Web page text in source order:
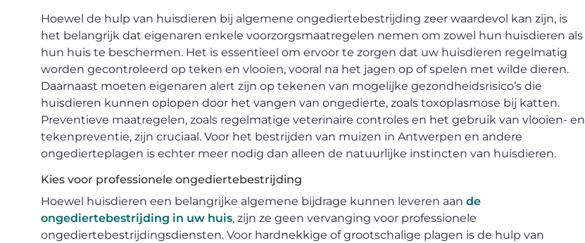
Hoewel de hulp van huisdieren bij algemene ongediertebestrijding zeer waardevol kan zijn, is
het belangrijk dat eigenaren enkele voorzorgsmaatregelen nemen om zowel hun huisdieren als
hun huis te beschermen. Het is essentieel om ervoor te zorgen dat uw huisdieren regelmatig
worden gecontroleerd op teken en vlooien, vooral na het jagen op of spelen met wilde dieren.
Daarnaast moeten eigenaren alert zijn op tekenen van mogelijke gezondheidsrisico’s die
huisdieren kunnen oplopen door het vangen van ongedierte, zoals toxoplasmose bij katten.
Preventieve maatregelen, zoals regelmatige veterinaire controles en het gebruik van vlooien- en
tekenpreventie, zijn cruciaal. Voor het bestrijden van muizen in Antwerpen en andere
ongedierteplagen is echter meer nodig dan alleen de natuurlijke instincten van huisdieren.
Kies voor professionele ongediertebestrijding
Hoewel huisdieren een belangrijke algemene bijdrage kunnen leveren aan de
ongediertebestrijding in uw huis, zijn ze geen vervanging voor professionele
ongediertebestrijdingsdiensten. Voor hardnekkige of grootschalige plagen is de hulp van